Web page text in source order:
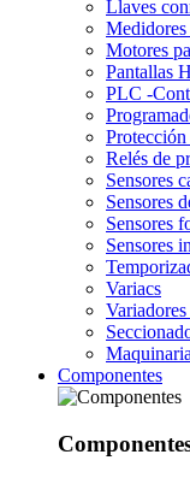
Llaves
Motores
Pantallas
PLC -
Relés de
Sensores
Sensores
Sensores
Sensores
Variacs
Maquinaria
Componentes